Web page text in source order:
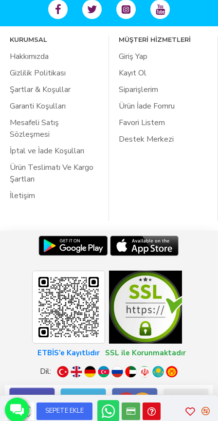
SEPETE EKLE
KURUMSAL
Hakkımızda
Gizlilik Politikası
Şartlar & Koşullar
Garanti Koşulları
Mesafeli Satış
Sözleşmesi
İptal ve İade Koşulları
Ürün Teslimatı Ve Kargo
Şartları
İletişim
MÜŞTERİ HİZMETLERİ
Giriş Yap
Kayıt Ol
Siparişlerim
Ürün İade Fomru
Favori Listem
Destek Merkezi
ETBİS’e Kayıtlıdır SSL ile Korunmaktadır
Dil: